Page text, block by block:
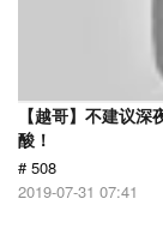
【越哥】不建议
酸！
# 508
2019-07-31 07:41